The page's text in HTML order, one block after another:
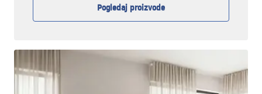
Pogledaj proizvode